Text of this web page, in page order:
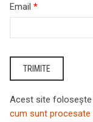
Email *
Acest site folosește
cum sunt